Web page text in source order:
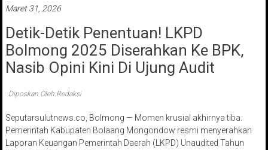
Maret 31, 2026
Detik-Detik Penentuan! LKPD
Bolmong 2025 Diserahkan Ke BPK,
Nasib Opini Kini Di Ujung Audit
Diposkan Oleh:Redaksi
Seputarsulutnews.co, Bolmong — Momen krusial akhirnya tiba.
Pemerintah Kabupaten Bolaang Mongondow resmi menyerahkan
Laporan Keuangan Pemerintah Daerah (LKPD) Unaudited Tahun